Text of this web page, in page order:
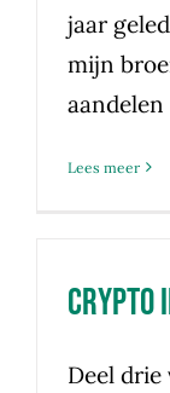
jaar
mijn
Lees meer
Crypto
Deel